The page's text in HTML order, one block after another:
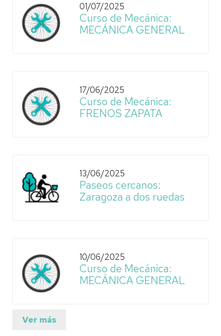
01/07/2025
Curso de Mecánica:
MECÁNICA GENERAL
17/06/2025
Curso de Mecánica:
FRENOS ZAPATA
13/06/2025
Paseos cercanos:
Zaragoza a dos ruedas
10/06/2025
Curso de Mecánica:
MECÁNICA GENERAL
Ver más